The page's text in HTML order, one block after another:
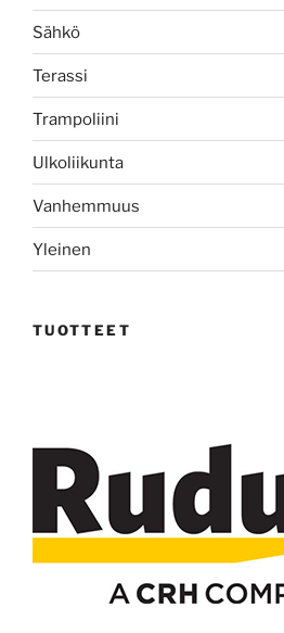
Sähkö
Terassi
Trampoliini
Ulkoliikunta
Vanhemmuus
Yleinen
TUOTTEET